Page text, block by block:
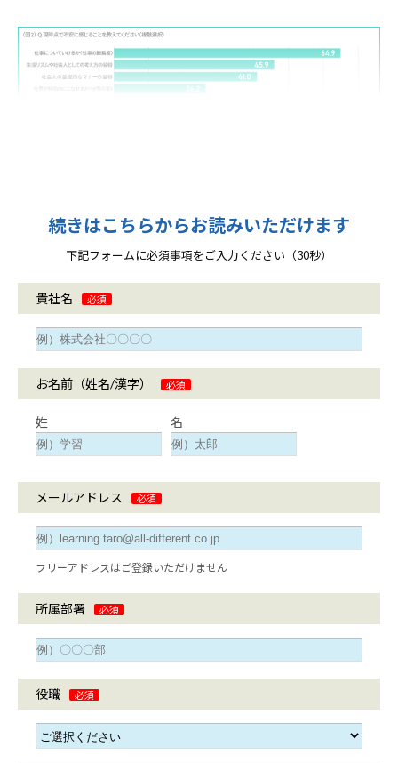
続きはこちらからお読みいただけます
下記フォームに必須事項をご入力ください（30秒）